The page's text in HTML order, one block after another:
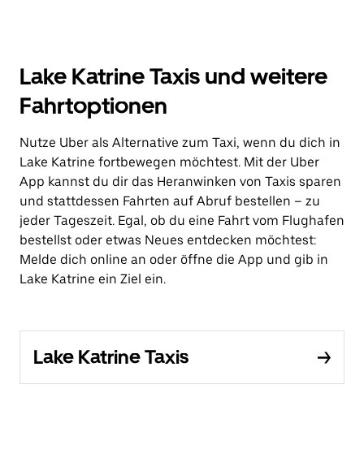
Lake Katrine Taxis und weitere
Fahrtoptionen
Nutze Uber als Alternative zum Taxi, wenn du dich in
Lake Katrine fortbewegen möchtest. Mit der Uber
App kannst du dir das Heranwinken von Taxis sparen
und stattdessen Fahrten auf Abruf bestellen – zu
jeder Tageszeit. Egal, ob du eine Fahrt vom Flughafen
bestellst oder etwas Neues entdecken möchtest:
Melde dich online an oder öffne die App und gib in
Lake Katrine ein Ziel ein.
Lake Katrine Taxis